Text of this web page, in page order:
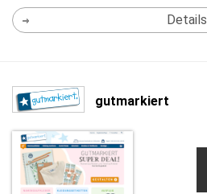
Details
gutmarkiert